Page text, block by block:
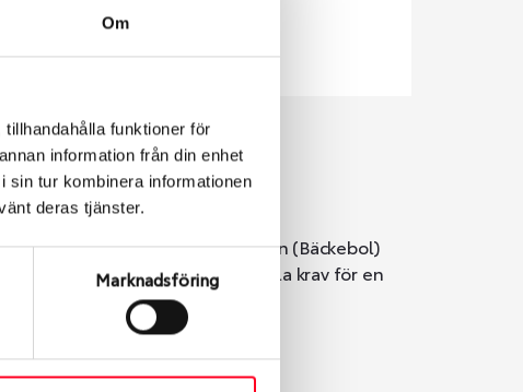
Om
funktioner för
information från din enhet
sin tur kombinera informationen
deras tjänster.
Marknadsföring
i Göteborg. Välj mellan Hisingen (Bäckebol)
ser vi till att de uppfyller alla krav för en